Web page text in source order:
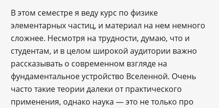
В этом семестре я веду курс по физике
элементарных частиц, и материал на нем немного
сложнее. Несмотря на трудности, думаю, что и
студентам, и в целом широкой аудитории важно
рассказывать о современном взгляде на
фундаментальное устройство Вселенной. Очень
часто такие теории далеки от практического
применения, однако наука — это не только про